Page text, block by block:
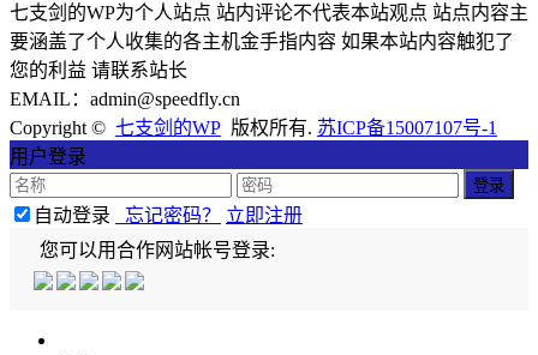
七支剑的WP为个人站点 站内评论不代表本站观点 站点内容主
要涵盖了个人收集的各主机金手指内容 如果本站内容触犯了
您的利益 请联系站长
EMAIL：admin@speedfly.cn
Copyright © 七支剑的WP 版权所有. 苏ICP备15007107号-1
用户登录
自动登录 忘记密码？
立即注册
您可以用合作网站帐号登录: